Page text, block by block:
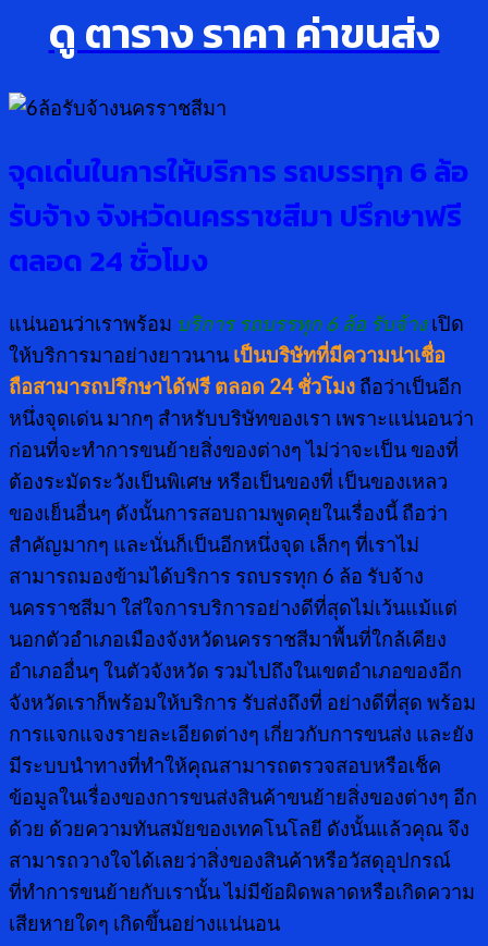
ดู ตาราง ราคา ค่าขนส่ง
จุดเด่นในการให้บริการ รถบรรทุก 6 ล้อ
รับจ้าง จังหวัดนครราชสีมา ปรึกษาฟรี
ตลอด 24 ชั่วโมง
แน่นอนว่าเราพร้อม บริการ รถบรรทุก 6 ล้อ รับจ้างเปิด
ให้บริการมาอย่างยาวนาน เป็นบริษัทที่มีความน่าเชื่อ
ถือสามารถปรึกษาได้ฟรี ตลอด 24 ชั่วโมง ถือว่าเป็นอีก
หนึ่งจุดเด่น มากๆ สำหรับบริษัทของเรา เพราะแน่นอนว่า
ก่อนที่จะทำการขนย้ายสิ่งของต่างๆ ไม่ว่าจะเป็น ของที่
ต้องระมัดระวังเป็นพิเศษ หรือเป็นของที่ เป็นของเหลว
ของเย็นอื่นๆ ดังนั้นการสอบถามพูดคุยในเรื่องนี้ ถือว่า
สำคัญมากๆ และนั่นก็เป็นอีกหนึ่งจุด เล็กๆ ที่เราไม่
สามารถมองข้ามได้บริการ รถบรรทุก 6 ล้อ รับจ้าง
นครราชสีมา ใส่ใจการบริการอย่างดีที่สุดไม่เว้นแม้แต่
นอกตัวอำเภอเมืองจังหวัดนครราชสีมาพื้นที่ใกล้เคียง
อำเภออื่นๆ ในตัวจังหวัด รวมไปถึงในเขตอำเภอของอีก
จังหวัดเราก็พร้อมให้บริการ รับส่งถึงที่ อย่างดีที่สุด พร้อม
การแจกแจงรายละเอียดต่างๆ เกี่ยวกับการขนส่ง และยัง
มีระบบนำทางที่ทำให้คุณสามารถตรวจสอบหรือเช็ค
ข้อมูลในเรื่องของการขนส่งสินค้าขนย้ายสิ่งของต่างๆ อีก
ด้วย ด้วยความทันสมัยของเทคโนโลยี ดังนั้นแล้วคุณ จึง
สามารถวางใจได้เลยว่าสิ่งของสินค้าหรือวัสดุอุปกรณ์
ที่ทำการขนย้ายกับเรานั้น ไม่มีข้อผิดพลาดหรือเกิดความ
เสียหายใดๆ เกิดขึ้นอย่างแน่นอน